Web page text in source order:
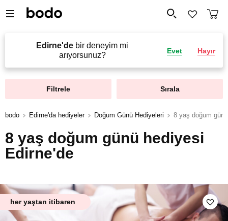
Edirne'de bir deneyim mi
arıyorsunuz?
Evet Hayır
Filtrele Sırala
bodo Edirne'da hediyeler Doğum Günü Hediyeleri 8 yaş doğum
8 yaş doğum günü hediyesi
Edirne'de
her yaştan itibaren